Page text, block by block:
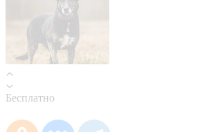
Бесплатно